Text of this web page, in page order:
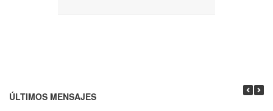
ÚLTIMOS MENSAJES